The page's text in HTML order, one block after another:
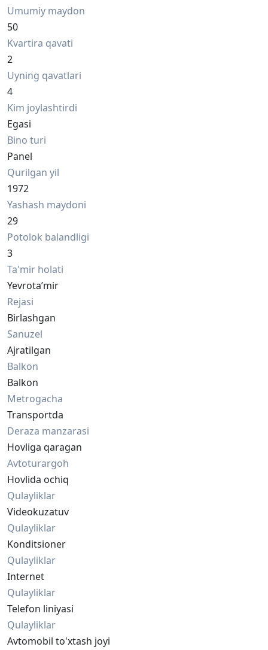
Umumiy maydon
50
Kvartira qavati
2
Uyning qavatlari
4
Kim joylashtirdi
Egasi
Bino turi
Panel
Qurilgan yil
1972
Yashash maydoni
29
Potolok balandligi
3
Ta'mir holati
Yevrota’mir
Rejasi
Birlashgan
Sanuzel
Ajratilgan
Balkon
Balkon
Metrogacha
Transportda
Deraza manzarasi
Hovliga qaragan
Avtoturargoh
Hovlida ochiq
Qulayliklar
Videokuzatuv
Qulayliklar
Konditsioner
Qulayliklar
Internet
Qulayliklar
Telefon liniyasi
Qulayliklar
Avtomobil to'xtash joyi